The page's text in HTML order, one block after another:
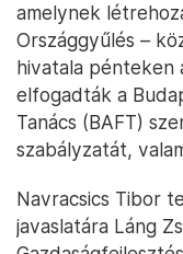
amelynek
Országgyűlés –
hivatala pénteken
elfogadták a
Tanács (BAFT)
szabályzatát,
Navracsics Tibor
javaslatára Láng